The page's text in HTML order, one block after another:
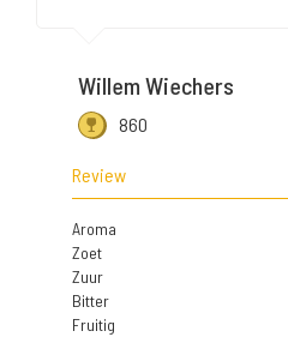
Willem Wiechers
860
Review
Aroma
Zoet
Zuur
Bitter
Fruitig